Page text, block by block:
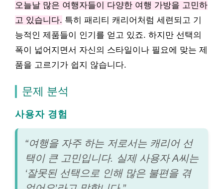
오늘날 많은 여행자들이 다양한 여행 가방을 고민하
고 있습니다. 특히 패리티 캐리어처럼 세련되고 기
능적인 제품들이 인기를 얻고 있죠. 하지만 선택의
폭이 넓어지면서 자신의 스타일이나 필요에 맞는 제
품을 고르기가 쉽지 않습니다.
문제 분석
사용자 경험
“여행을 자주 하는 저로서는 캐리어 선
택이 큰 고민입니다. 실제 사용자 A씨는
‘잘못된 선택으로 인해 많은 불편을 겪